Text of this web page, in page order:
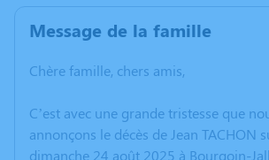
Message de la famille
Chère famille, chers amis,
C’est avec une grande tristesse que
annonçons le décès de Jean TACHON
dimanche 24 août 2025 à Bourgoin-